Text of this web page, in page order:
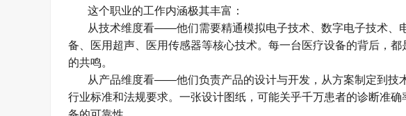
这个职业的工作内涵极其丰富：
从技术维度看——他们需要精通模拟电子技术、数字电子技术、
备、医用超声、医用传感器等核心技术。每一台医疗设备的背后，
的共鸣。
从产品维度看——他们负责产品的设计与开发，从方案制定到技
行业标准和法规要求。一张设计图纸，可能关乎千万患者的诊断准